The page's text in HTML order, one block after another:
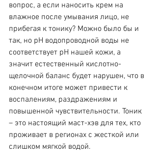
вопрос, а если наносить крем на
влажное после умывания лицо, не
прибегая к тонику? Можно было бы и
так, но pH водопроводной воды не
соответствует pH нашей кожи, а
значит естественный кислотно-
щелочной баланс будет нарушен, что в
конечном итоге может привести к
воспалениям, раздражениям и
повышенной чувствительности. Тоник
– это настоящий маст-хэв для тех, кто
проживает в регионах с жесткой или
слишком мягкой водой.